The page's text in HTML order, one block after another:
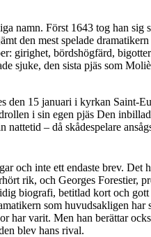
namn. Först 1643 tog han
den mest spelade
girighet, bördshögfärd,
sjuke, den sista pjäs som
den 15 januari i kyrkan Saint-
i sin egen pjäs Den
– då skådespelare
och inte ett endaste brev.
rik, och Georges Forestier,
biografi, betitlad kort och gott
som huvudsakligen
varit. Men han berättar
blev hans rival.